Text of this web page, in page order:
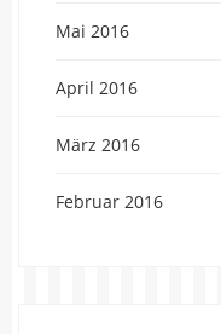
Mai 2016
April 2016
März 2016
Februar 2016